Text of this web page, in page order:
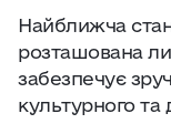
Найближча
розташована
забезпечує
культурного та